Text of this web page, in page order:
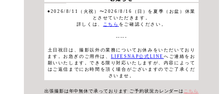
●2026/8/11（火祝）〜2026/8/16（日）を夏季（お盆）休業
とさせていただきます。
詳しくは、
こちら をご確認ください。
-----
土日祝日は、撮影以外の業務についてお休みをいただいており
ます。お急ぎのご用件は、 LIFESNAP公式LINE へご連絡をお
願いいたします。できる限り対応いたしますが、内容によって
はご返信までにお時間を頂く場合がございますのでご了承くだ
さいませ。
出張撮影は年中無休で承っております ご予約状況カレンダーは こちら